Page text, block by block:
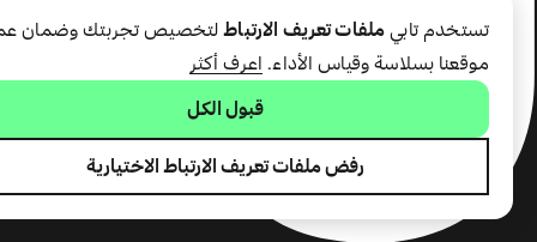
تستخدم تابي ملفات تعريف الارتباطلتخصيص تجربتك وضمان
موقعنا بسلاسة وقياس الأداء. اعرف أكثر
قبول الكل
رفض ملفات تعريف الارتباط الاختيارية